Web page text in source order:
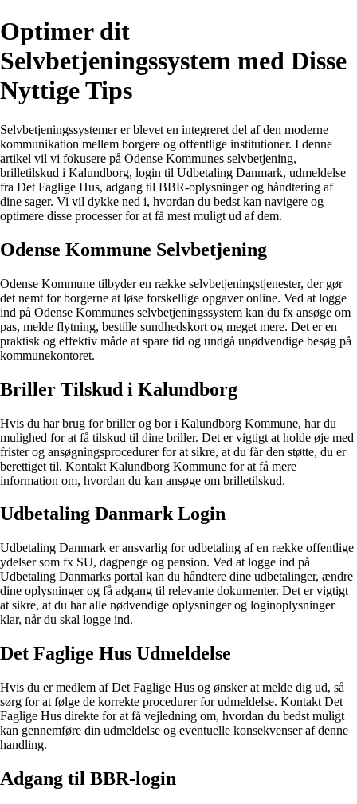
Optimer dit
Selvbetjeningssystem med Disse
Nyttige Tips
Selvbetjeningssystemer er blevet en integreret del af den moderne
kommunikation mellem borgere og offentlige institutioner. I denne
artikel vil vi fokusere på Odense Kommunes selvbetjening,
brilletilskud i Kalundborg, login til Udbetaling Danmark, udmeldelse
fra Det Faglige Hus, adgang til BBR-oplysninger og håndtering af
dine sager. Vi vil dykke ned i, hvordan du bedst kan navigere og
optimere disse processer for at få mest muligt ud af dem.
Odense Kommune Selvbetjening
Odense Kommune tilbyder en række selvbetjeningstjenester, der gør
det nemt for borgerne at løse forskellige opgaver online. Ved at logge
ind på Odense Kommunes selvbetjeningssystem kan du fx ansøge om
pas, melde flytning, bestille sundhedskort og meget mere. Det er en
praktisk og effektiv måde at spare tid og undgå unødvendige besøg på
kommunekontoret.
Briller Tilskud i Kalundborg
Hvis du har brug for briller og bor i Kalundborg Kommune, har du
mulighed for at få tilskud til dine briller. Det er vigtigt at holde øje med
frister og ansøgningsprocedurer for at sikre, at du får den støtte, du er
berettiget til. Kontakt Kalundborg Kommune for at få mere
information om, hvordan du kan ansøge om brilletilskud.
Udbetaling Danmark Login
Udbetaling Danmark er ansvarlig for udbetaling af en række offentlige
ydelser som fx SU, dagpenge og pension. Ved at logge ind på
Udbetaling Danmarks portal kan du håndtere dine udbetalinger, ændre
dine oplysninger og få adgang til relevante dokumenter. Det er vigtigt
at sikre, at du har alle nødvendige oplysninger og loginoplysninger
klar, når du skal logge ind.
Det Faglige Hus Udmeldelse
Hvis du er medlem af Det Faglige Hus og ønsker at melde dig ud, så
sørg for at følge de korrekte procedurer for udmeldelse. Kontakt Det
Faglige Hus direkte for at få vejledning om, hvordan du bedst muligt
kan gennemføre din udmeldelse og eventuelle konsekvenser af denne
handling.
Adgang til BBR-login